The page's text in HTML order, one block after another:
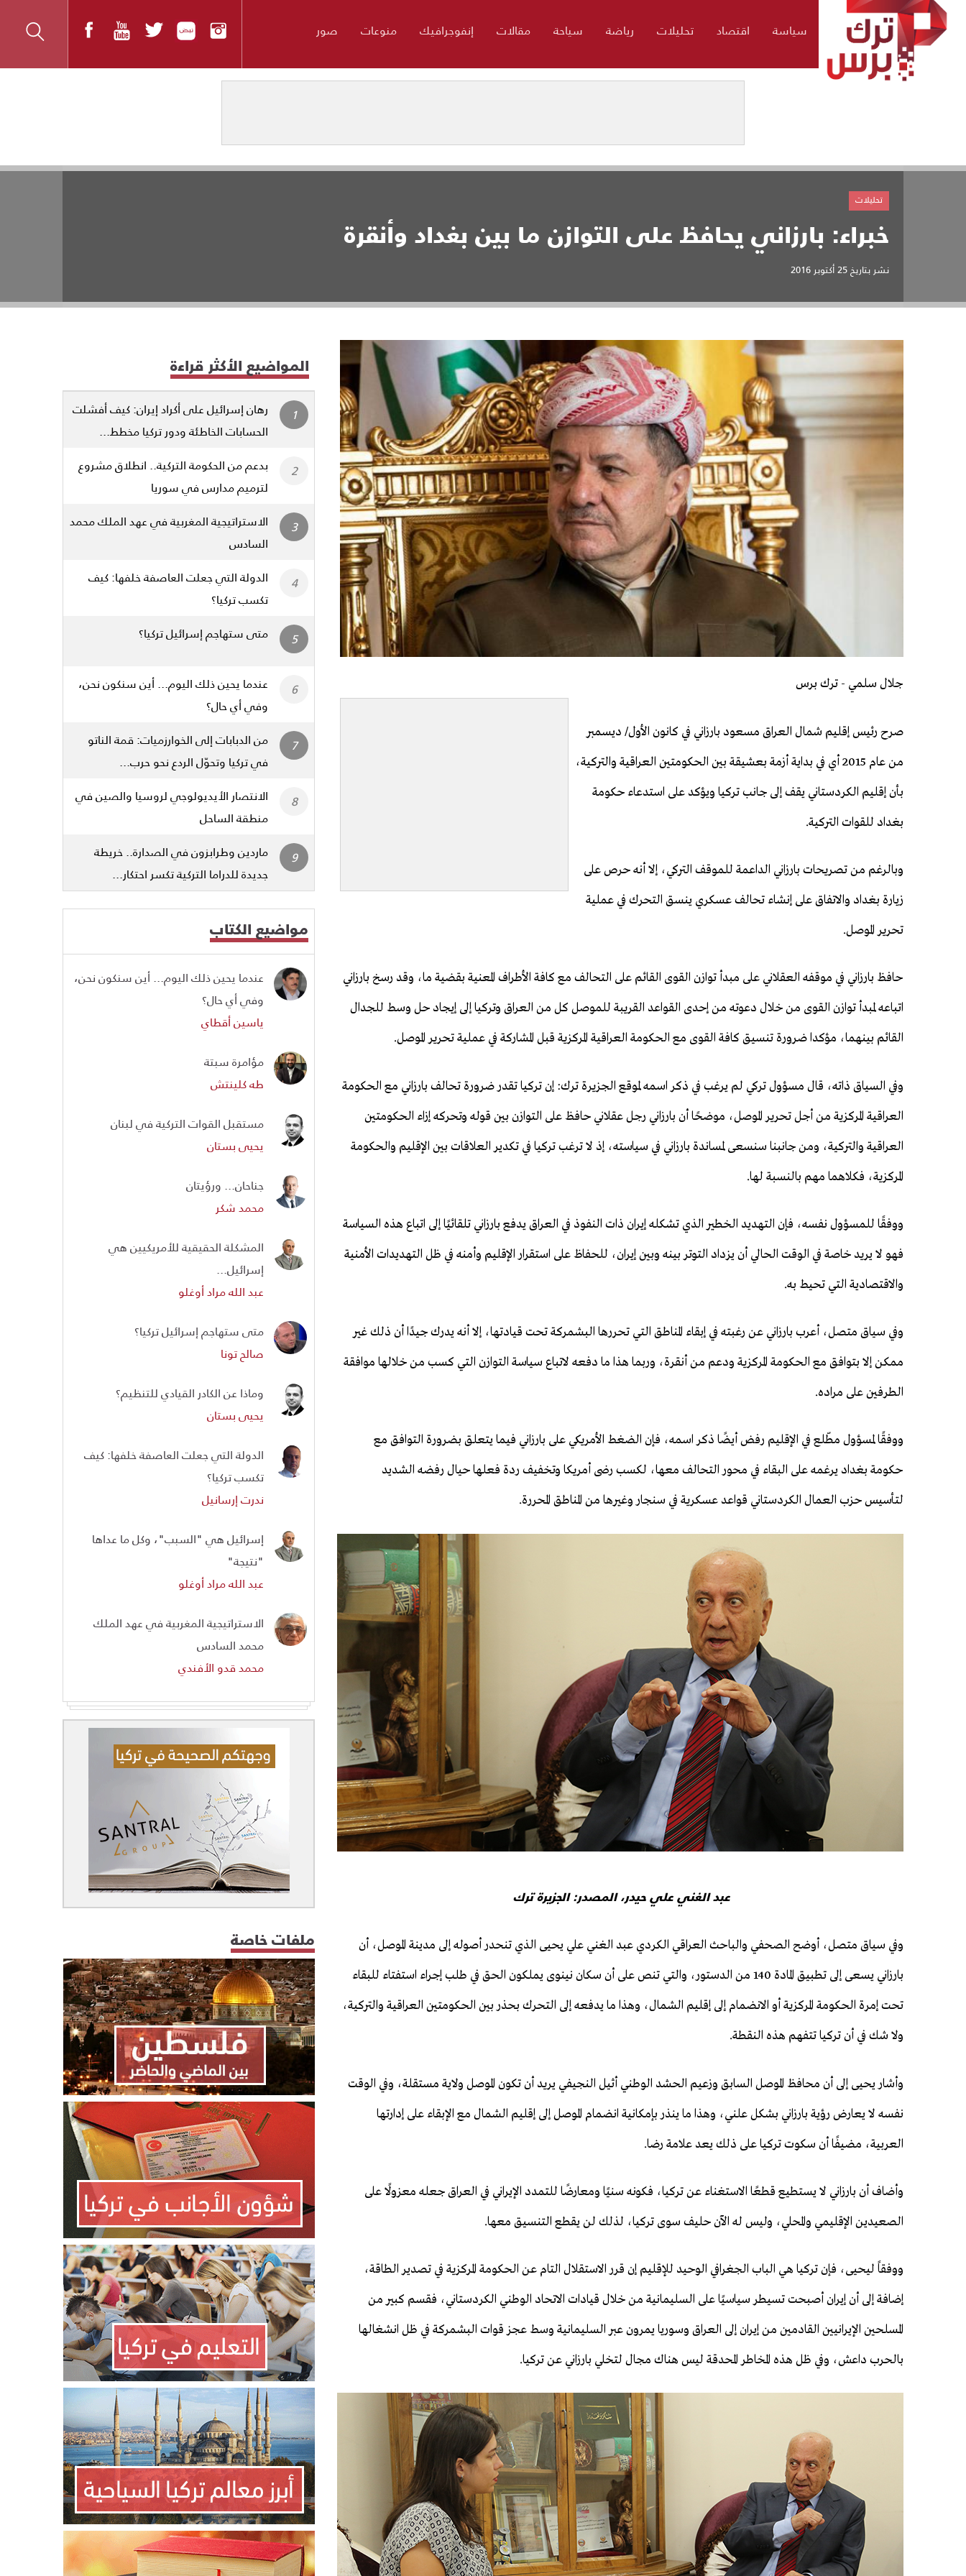
سياسة اقتصاد تحليلات رياضة سياحة مقالات إنفوجرافيك منوعات صور
خبراء: بارزاني يحافظ على التوازن ما بين بغداد وأنقرة
نشر بتاريخ25 أكتوبر 2016
تحليلات
جلال سلمي - ترك برس
صرح رئيس إقليم شمال العراق مسعود بارزاني في كانون الأول/ ديسمبر
من عام 2015 أي في بداية أزمة بعشيقة بين الحكومتين العراقية والتركية،
بأن إقليم الكردستاني يقف إلى جانب تركيا ويؤكد على استدعاء حكومة
بغداد للقوات التركية.
وبالرغم من تصريحات بارزاني الداعمة للموقف التركي، إلا أنه حرص على
زيارة بغداد والاتفاق على إنشاء تحالف عسكري ينسق التحرك في عملية
تحرير الموصل.
حافظ بارزاني في موقفه العقلاني على مبدأ توازن القوى القائم على التحالف مع كافة الأطراف المعنية بقضية ما، وقد رسخ بارزاني
اتباعه لمبدأ توازن القوى من خلال دعوته من إحدى القواعد القريبة للموصل كل من العراق وتركيا إلى إيجاد حل وسط للجدال
القائم بينهما، مؤكدا ضرورة تنسيق كافة القوى مع الحكومة العراقية المركزية قبل المشاركة في عملية تحرير الموصل.
وفي السياق ذاته، قال مسؤول تركي لم يرغب في ذكر اسمه لموقع الجزيرة ترك: إن تركيا تقدر ضرورة تحالف بارزاني مع الحكومة
العراقية المركزية من أجل تحرير الموصل، موضحًا أن بارزاني رجل عقلاني حافظ على التوازن بين قوله وتحركه إزاء الحكومتين
العراقية والتركية، ومن جانبنا سنسعى لمساندة بارزاني في سياسته، إذ لا ترغب تركيا في تكدير العلاقات بين الإقليم والحكومة
المركزية، فكلاهما مهم بالنسبة لها.
ووفقًا للمسؤول نفسه، فإن التهديد الخطير الذي تشكله إيران ذات النفوذ في العراق يدفع بارزاني تلقائيًا إلى اتباع هذه السياسة
فهو لا يريد خاصة في الوقت الحالي أن يزداد التوتر بينه وبين إيران، للحفاظ على استقرار الإقليم وأمنه في ظل التهديدات الأمنية
والاقتصادية التي تحيط به.
وفي سياق متصل، أعرب بارزاني عن رغبته في إبقاء المناطق التي تحررها البشمركة تحت قيادتها، إلا أنه يدرك جيدًا أن ذلك غير
ممكن إلا بتوافق مع الحكومة المركزية ودعم من أنقرة، وربما هذا ما دفعه لاتباع سياسة التوازن التي كسب من خلالها موافقة
الطرفين على مراده.
ووفقًا لمسؤول مطّلع في الإقليم رفض أيضًا ذكر اسمه، فإن الضغط الأمريكي على بارزاني فيما يتعلق بضرورة التوافق مع
حكومة بغداد يرغمه على البقاء في محور التحالف معها، لكسب رضى أمريكا وتخفيف ردة فعلها حيال رفضه الشديد
لتأسيس حزب العمال الكردستاني قواعد عسكرية في سنجار وغيرها من المناطق المحررة.
عبد الغني علي حيدر، المصدر: الجزيرة ترك
وفي سياق متصل، أوضح الصحفي والباحث العراقي الكردي عبد الغني علي يحيى الذي تنحدر أصوله إلى مدينة الموصل، أن
بارزاني يسعى إلى تطبيق المادة 140 من الدستور، والتي تنص على أن سكان نينوى يملكون الحق في طلب إجراء استفتاء للبقاء
تحت إمرة الحكومة المركزية أو الانضمام إلى إقليم الشمال، وهذا ما يدفعه إلى التحرك بحذر بين الحكومتين العراقية والتركية،
ولا شك في أن تركيا تتفهم هذه النقطة.
وأشار يحيى إلى أن محافظ الموصل السابق وزعيم الحشد الوطني أثيل النجيفي يريد أن تكون الموصل ولاية مستقلة، وفي الوقت
نفسه لا يعارض رؤية بارزاني بشكل علني، وهذا ما ينذر بإمكانية انضمام الموصل إلى إقليم الشمال مع الإبقاء على إدارتها
العربية، مضيفًا أن سكوت تركيا على ذلك يعد علامة رضا.
وأضاف أن بارزاني لا يستطيع قطعًا الاستغناء عن تركيا، فكونه سنيًا ومعارضًا للتمدد الإيراني في العراق جعله معزولًا على
الصعيدين الإقليمي والمحلي، وليس له الآن حليف سوى تركيا، لذلك لن يقطع التنسيق معها.
ووفقاً ليحيى، فإن تركيا هي الباب الجغرافي الوحيد للإقليم إن قرر الاستقلال التام عن الحكومة المركزية في تصدير الطاقة،
إضافة إلى أن إيران أصبحت تسيطر سياسيًا على السليمانية من خلال قيادات الاتحاد الوطني الكردستاني، فقسم كبير من
المسلحين الإيرانيين القادمين من إيران إلى العراق وسوريا يمرون عبر السليمانية وسط عجز قوات البشمركة في ظل انشغالها
بالحرب داعش، وفي ظل هذه المخاطر المحدقة ليس هناك مجال لتخلي بارزاني عن تركيا.
المواضيع الأكثر قراءة
رهان إسرائيل على أكراد إيران: كيف أفشلت
الحسابات الخاطئة ودور تركيا مخطط...
بدعم من الحكومة التركية.. انطلاق مشروع
لترميم مدارس في سوريا
الاستراتيجية المغربية في عهد الملك محمد
السادس
الدولة التي جعلت العاصفة خلفها: كيف
تكسب تركيا؟
متى ستهاجم إسرائيل تركيا؟
عندما يحين ذلك اليوم... أين سنكون نحن،
وفي أي حال؟
من الدبابات إلى الخوارزميات: قمة الناتو
في تركيا وتحوّل الردع نحو حرب...
الانتصار الأيديولوجي لروسيا والصين في
منطقة الساحل
ماردين وطرابزون في الصدارة.. خريطة
جديدة للدراما التركية تكسر احتكار...
مواضيع الكتاب
عندما يحين ذلك اليوم... أين سنكون نحن،
وفي أي حال؟
ياسين أقطاي
مؤامرة سبتة
طه كلينتش
مستقبل القوات التركية في لبنان
يحيى بستان
جناحان... ورؤيتان
محمد شكر
المشكلة الحقيقية للأمريكيين هي
إسرائيل...
عبد الله مراد أوغلو
متى ستهاجم إسرائيل تركيا؟
صالح تونا
وماذا عن الكادر القيادي للتنظيم؟
يحيى بستان
الدولة التي جعلت العاصفة خلفها: كيف
تكسب تركيا؟
ندرت إرسانيل
إسرائيل هي "السبب"، وكل ما عداها
"نتيجة"
عبد الله مراد أوغلو
الاستراتيجية المغربية في عهد الملك
محمد السادس
محمد قدو الأفندي
ملفات خاصة